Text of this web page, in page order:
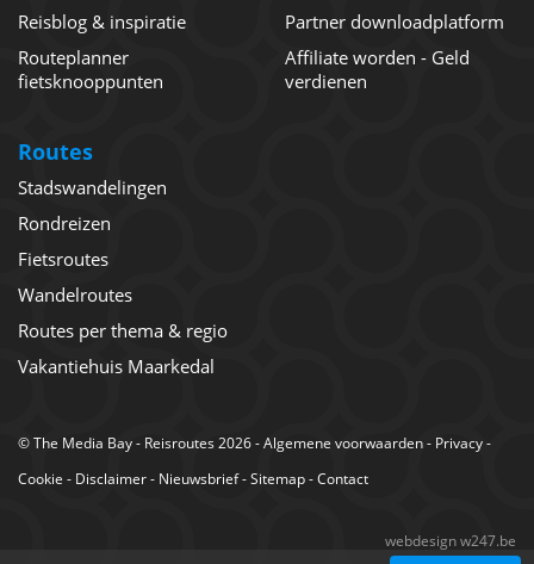
Reisblog & inspiratie
Routeplanner
fietsknooppunten
Partner downloadplatform
Affiliate worden - Geld
verdienen
Routes
Stadswandelingen
Rondreizen
Fietsroutes
Wandelroutes
Routes per thema & regio
Vakantiehuis Maarkedal
©The Media Bay- Reisroutes 2026 -Algemene voorwaarden- Privacy-
Cookie - Disclaimer- Nieuwsbrief-Sitemap-Contact
webdesign w247.be